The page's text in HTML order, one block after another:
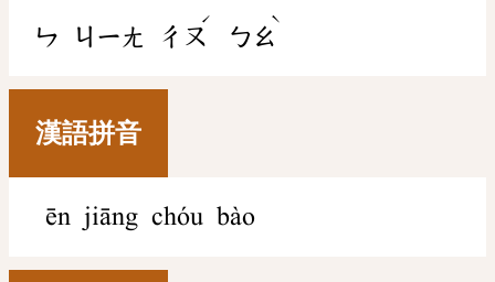
ㄣ ㄐㄧㄤ ㄔㄡ
ˊ
ㄅㄠ
ˋ
漢語拼音
ēn jiāng chóu bào